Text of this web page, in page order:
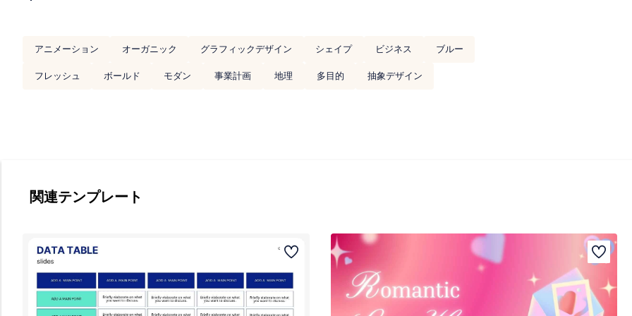
アニメーション オーガニック グラフィックデザイン シェイプ ビジネス
ブルー
フレッシュ
ボールド モダン 事業計画 地理 多目的 抽象デザイン
関連テンプレート